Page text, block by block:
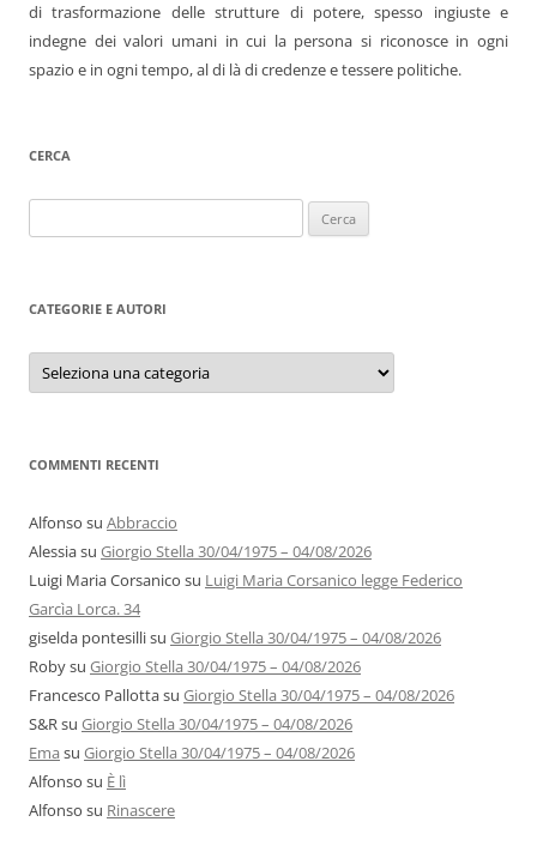
di trasformazione delle strutture di potere, spesso ingiuste e
indegne dei valori umani in cui la persona si riconosce in ogni
spazio e in ogni tempo, al di là di credenze e tessere politiche.
CERCA
per:
CATEGORIE E AUTORI
Categorie
autori
COMMENTI RECENTI
Alfonso su Abbraccio
Alessiasu Giorgio Stella 30/04/1975 – 04/08/2026
Luigi Maria Corsanico su Luigi Maria Corsanico legge Federico
Garcìa Lorca. 34
giselda pontesillisu Giorgio Stella 30/04/1975 – 04/08/2026
Robysu Giorgio Stella 30/04/1975 – 04/08/2026
Francesco Pallottasu Giorgio Stella 30/04/1975 – 04/08/2026
S&Rsu Giorgio Stella 30/04/1975 – 04/08/2026
Ema su Giorgio Stella 30/04/1975 – 04/08/2026
Alfonso su È lì
Alfonso su Rinascere